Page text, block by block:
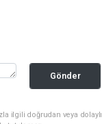
Gönder
ilgili doğrudan veya dolaylı